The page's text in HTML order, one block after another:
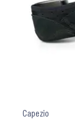
Capezio